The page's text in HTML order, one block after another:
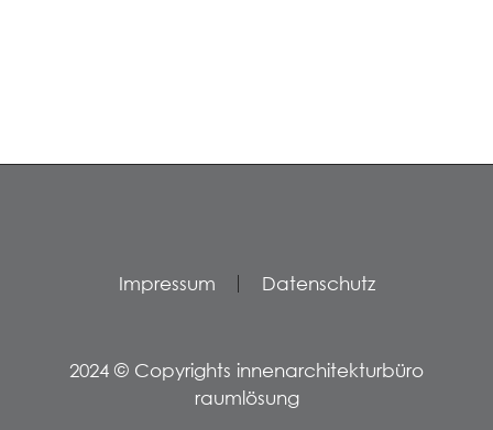
Impressum Datenschutz
2024 © Copyrights innenarchitekturbüro
raumlösung